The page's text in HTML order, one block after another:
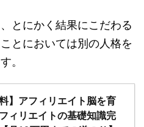
とにかく結果にこだわる
とにおいては別の人格を
。
料】アフィリエイト脳を育
ィリエイトの基礎知識完